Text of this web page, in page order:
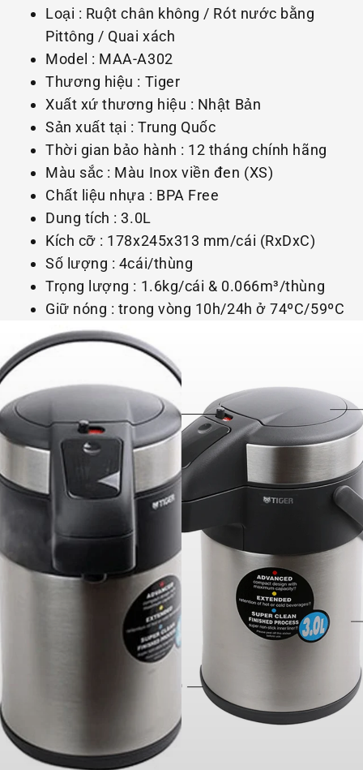
Loại : Ruột chân không / Rót nước bằng
Pittông / Quai xách
Model : MAA-A302
Thương hiệu : Tiger
Xuất xứ thương hiệu : Nhật Bản
Sản xuất tại : Trung Quốc
Thời gian bảo hành : 12 tháng chính hãng
Màu sắc : Màu Inox viền đen (XS)
Chất liệu nhựa : BPA Free
Dung tích : 3.0L
Kích cỡ : 178x245x313 mm/cái (RxDxC)
Số lượng : 4cái/thùng
Trọng lượng : 1.6kg/cái & 0.066m³/thùng
Giữ nóng : trong vòng 10h/24h ở 74ºC/59ºC